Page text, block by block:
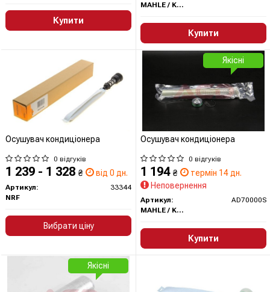
Купити
MAHLE / KNECHT
Купити
Осушувач кондиціонера
0 відгуків
1 239 - 1 328 ₴ від 0 дн.
Артикул:
33344
NRF
Вибрати ціну
Осушувач кондиціонера
0 відгуків
1 194 ₴
термін 14 дн.
Неповернення
Артикул:
AD70000S
MAHLE / KNECHT
Купити
Якісні
Якісні